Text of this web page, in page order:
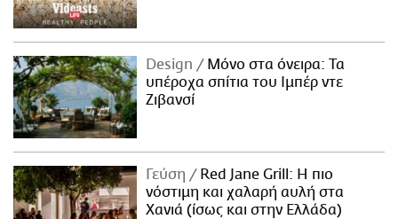
Design
Μόνο στα όνειρα: Τα
υπέροχα σπίτια του Ιμπέρ ντε
Ζιβανσί
Γεύση
Red Jane Grill: Η πιο
νόστιμη και χαλαρή αυλή στα
Χανιά (ίσως και στην Ελλάδα)